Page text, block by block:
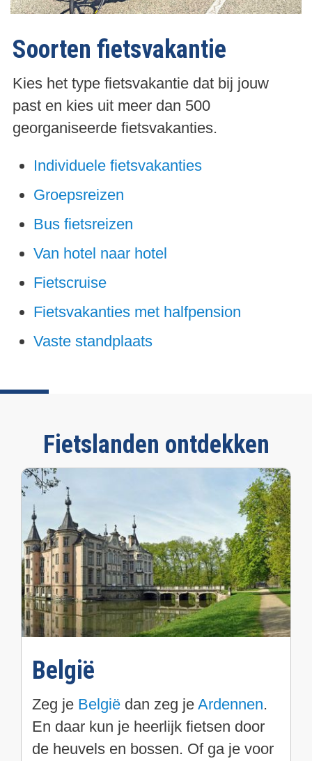
Soorten fietsvakantie
Kies het type fietsvakantie dat bij jouw
past en kies uit meer dan 500
georganiseerde fietsvakanties.
Individuele fietsvakanties
Groepsreizen
Bus fietsreizen
Van hotel naar hotel
Fietscruise
Fietsvakanties met halfpension
Vaste standplaats
Fietslanden ontdekken
België
Zeg je België dan zeg je Ardennen.
En daar kun je heerlijk fietsen door
de heuvels en bossen. Of ga je voor